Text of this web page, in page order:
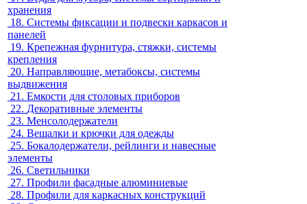
хранения
18. Системы фиксации и подвески каркасов и
панелей
19. Крепежная фурнитура, стяжки, системы
крепления
20. Направляющие, метабоксы, системы
выдвижения
21. Емкости для столовых приборов
22. Декоративные элементы
23. Менсолодержатели
24. Вешалки и крючки для одежды
25. Бокалодержатели, рейлинги и навесные
элементы
26. Светильники
27. Профили фасадные алюминиевые
28. Профили для каркасных конструкций